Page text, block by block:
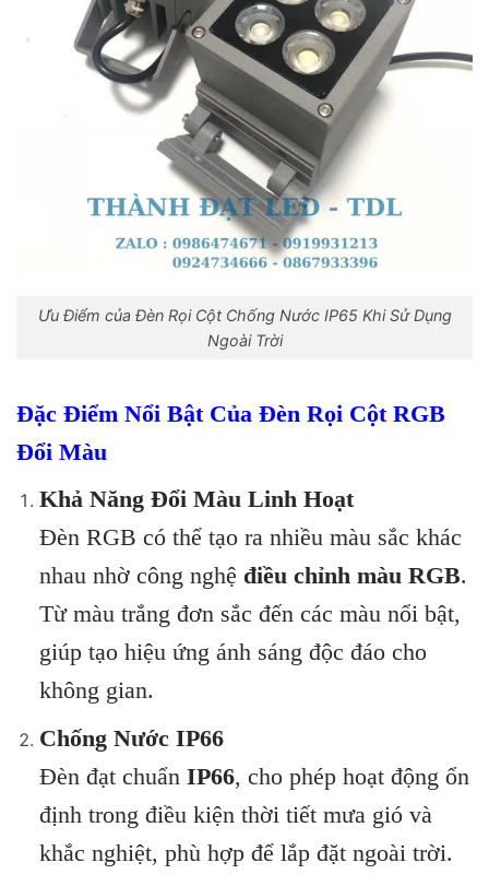
Ưu Điểm của Đèn Rọi Cột Chống Nước IP65 Khi Sử Dụng
Ngoài Trời
Đặc Điểm Nổi Bật Của Đèn Rọi Cột RGB
Đổi Màu
Khả Năng Đổi Màu Linh Hoạt
Đèn RGB có thể tạo ra nhiều màu sắc khác
nhau nhờ công nghệ điều chỉnh màu RGB.
Từ màu trắng đơn sắc đến các màu nổi bật,
giúp tạo hiệu ứng ánh sáng độc đáo cho
không gian.
Chống Nước IP66
Đèn đạt chuẩn IP66, cho phép hoạt động ổn
định trong điều kiện thời tiết mưa gió và
khắc nghiệt, phù hợp để lắp đặt ngoài trời.